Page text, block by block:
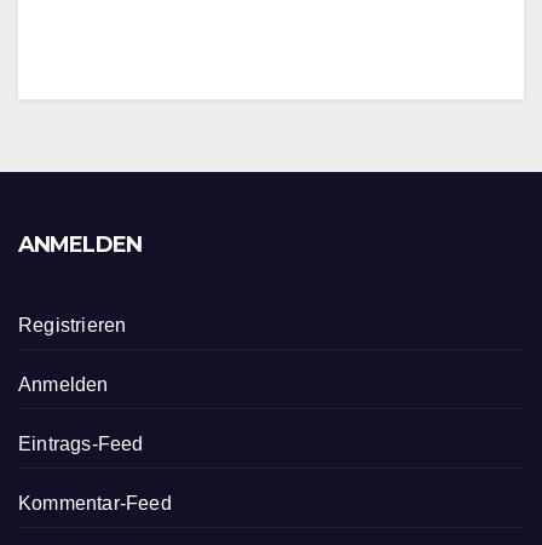
ANMELDEN
Registrieren
Anmelden
Eintrags-Feed
Kommentar-Feed